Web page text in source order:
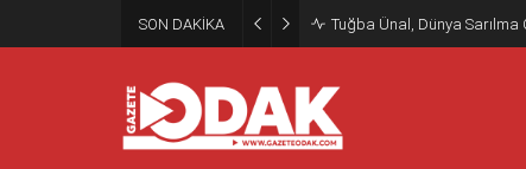
SON DAKİKA Tuğba Ünal, Dünya